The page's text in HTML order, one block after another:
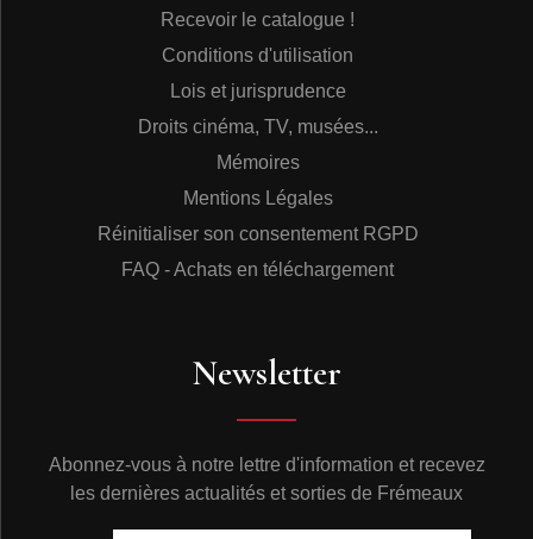
Recevoir le catalogue !
Conditions d'utilisation
Lois et jurisprudence
Droits cinéma, TV, musées...
Mémoires
Mentions Légales
Réinitialiser son consentement RGPD
FAQ - Achats en téléchargement
Newsletter
Abonnez-vous à notre lettre d'information et recevez
les dernières actualités et sorties de Frémeaux